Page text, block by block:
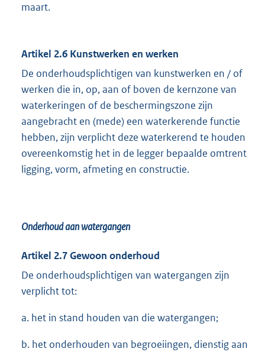
maart.
Artikel 2.6 Kunstwerken en werken
De onderhoudsplichtigen van kunstwerken en / of
werken die in, op, aan of boven de kernzone van
waterkeringen of de beschermingszone zijn
aangebracht en (mede) een waterkerende functie
hebben, zijn verplicht deze waterkerend te houden
overeenkomstig het in de legger bepaalde omtrent
ligging, vorm, afmeting en constructie.
Onderhoud aan watergangen
Artikel 2.7 Gewoon onderhoud
De onderhoudsplichtigen van watergangen zijn
verplicht tot:
a. het in stand houden van die watergangen;
b. het onderhouden van begroeiingen, dienstig aan